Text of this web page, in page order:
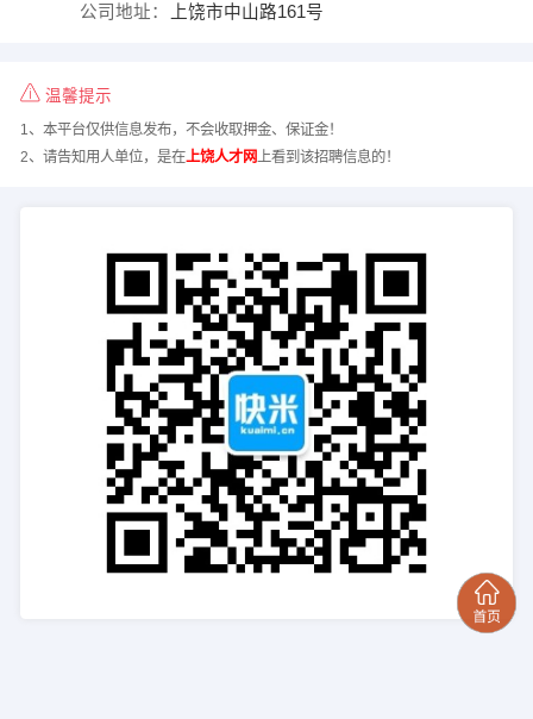
公司地址： 上饶市中山路161号
温馨提示
1、本平台仅供信息发布，不会收取押金、保证金！
2、请告知用人单位，是在上饶人才网上看到该招聘信息的！